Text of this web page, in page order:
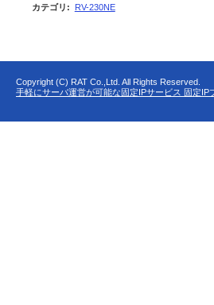
カテゴリ : RV-230NE
Copyright (C) RAT Co.,Ltd. All Rights Reserved.
手軽にサーバ運営が可能な固定IPサービス 固定IP